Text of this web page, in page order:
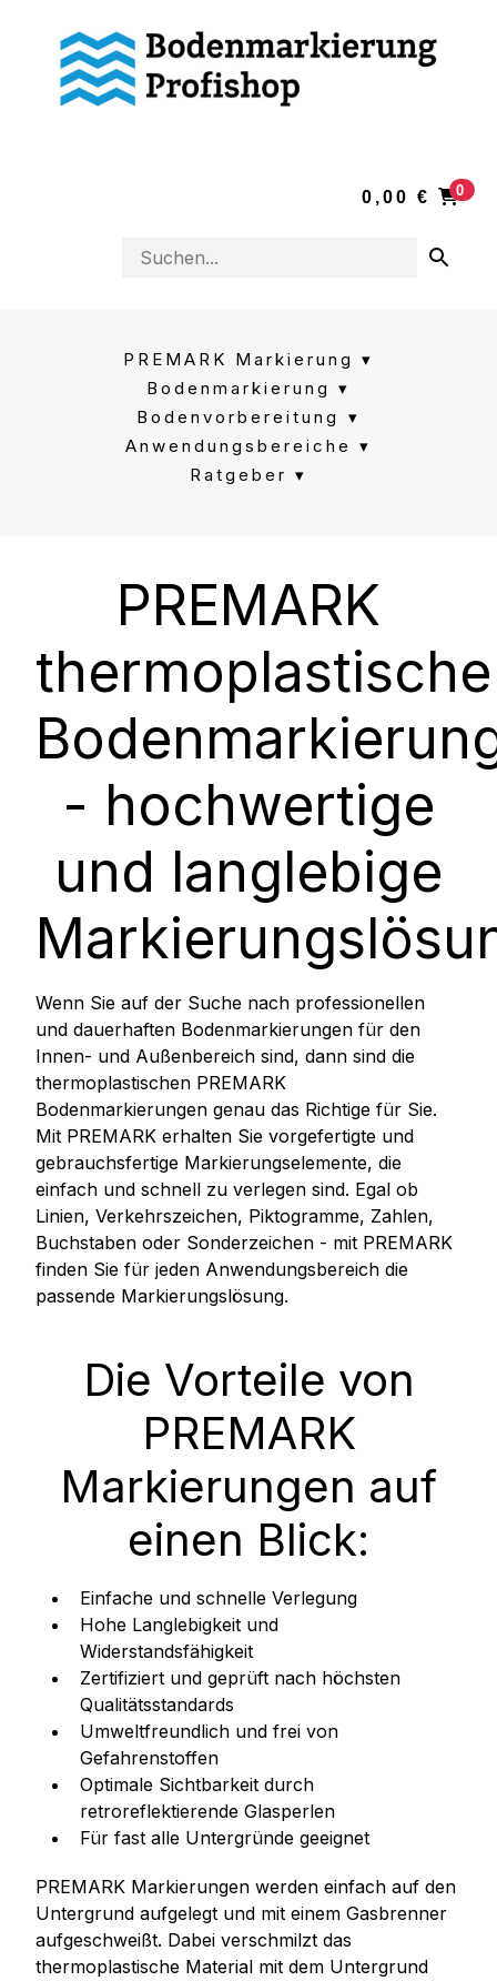
0,00 € 0
PREMARK Markierung
Bodenmarkierung
Bodenvorbereitung
Anwendungsbereiche
Ratgeber
PREMARK
thermoplastische
- hochwertige
und langlebige
Wenn Sie auf der Suche nach professionellen
und dauerhaften Bodenmarkierungen für den
Innen- und Außenbereich sind, dann sind die
thermoplastischen PREMARK
Bodenmarkierungen genau das Richtige für Sie.
Mit PREMARK erhalten Sie vorgefertigte und
gebrauchsfertige Markierungselemente, die
einfach und schnell zu verlegen sind. Egal ob
Linien, Verkehrszeichen, Piktogramme, Zahlen,
Buchstaben oder Sonderzeichen - mit PREMARK
finden Sie für jeden Anwendungsbereich die
passende Markierungslösung.
Die Vorteile von
PREMARK
Markierungen auf
einen Blick:
Einfache und schnelle Verlegung
Hohe Langlebigkeit und
Widerstandsfähigkeit
Zertifiziert und geprüft nach höchsten
Qualitätsstandards
Umweltfreundlich und frei von
Gefahrenstoffen
Optimale Sichtbarkeit durch
retroreflektierende Glasperlen
Für fast alle Untergründe geeignet
PREMARK Markierungen werden einfach auf den
Untergrund aufgelegt und mit einem Gasbrenner
aufgeschweißt. Dabei verschmilzt das
thermoplastische Material mit dem Untergrund